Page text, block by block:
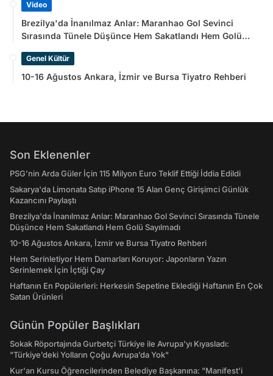
Video
Brezilya'da İnanılmaz Anlar: Maranhao Gol Sevinci
Sırasında Tünele Düşünce Hem Sakatlandı Hem Golü
Genel Kültür
10-16 Ağustos Ankara, İzmir ve Bursa Tiyatro Rehberi
Son Eklenenler
PSG’nin Arda Güler İçin 115 Milyon Euro Teklif Ettiği İddia Edildi
Sakarya'da Limonata Satıp iPhone 15 Alan Genç Girişimci Günlük
Kazancını Paylaştı
Brezilya'da İnanılmaz Anlar: Maranhao Gol Sevinci Sırasında Tünele
Düşünce Hem Sakatlandı Hem Golü Sayılmadı
10-16 Ağustos Ankara, İzmir ve Bursa Tiyatro Rehberi
Hem Serinletiyor Hem Damarları Koruyor: Japonların Yazın
Serinlemek İçin İçtiği Çay
Haftanın En Popülerleri: Herkesin Sepetine Eklediği Haftanın En Çok
Satan Ürünleri
Günün Popüler Başlıkları
Sokak Röportajında Gurbetçi Türkiye ile Avrupa'yı Kıyasladı:
"Türkiye’deki Yolların Çoğu Avrupa’da Yok"
Kur'an Kursu Öğrencilerinden Belediye Başkanına: "Manifest’i